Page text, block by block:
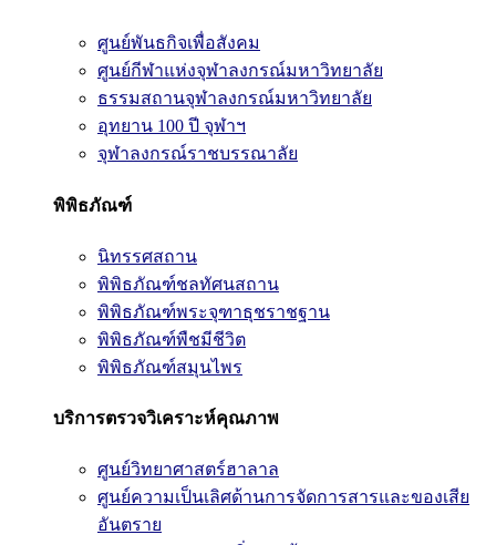
ศูนย์พันธกิจเพื่อสังคม
ศูนย์กีฬาแห่งจุฬาลงกรณ์มหาวิทยาลัย
ธรรมสถานจุฬาลงกรณ์มหาวิทยาลัย
อุทยาน 100 ปี จุฬาฯ
จุฬาลงกรณ์ราชบรรณาลัย
พิพิธภัณฑ์
นิทรรศสถาน
พิพิธภัณฑ์ชลทัศนสถาน
พิพิธภัณฑ์พระจุฑาธุชราชฐาน
พิพิธภัณฑ์พืชมีชีวิต
พิพิธภัณฑ์สมุนไพร
บริการตรวจวิเคราะห์คุณภาพ
ศูนย์วิทยาศาสตร์ฮาลาล
ศูนย์ความเป็นเลิศด้านการจัดการสารและของเสีย
อันตราย